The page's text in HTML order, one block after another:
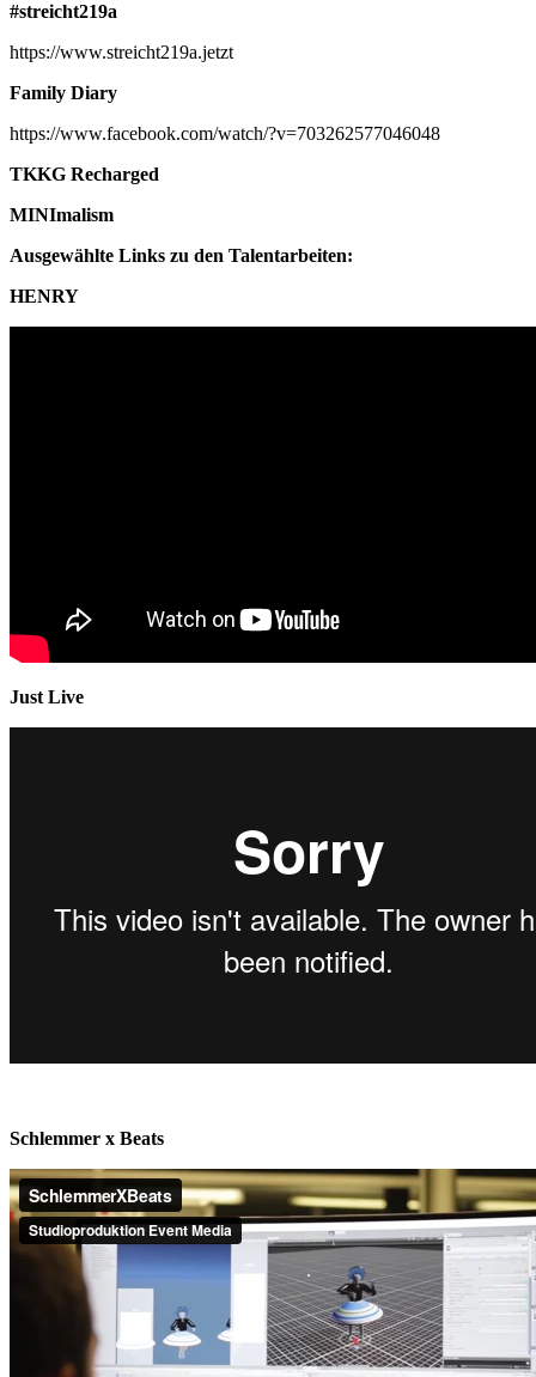
#streicht219a
https://www.streicht219a.jetzt
Family Diary
https://www.facebook.com/watch/?v=703262577046048
TKKG Recharged
MINImalism
Ausgewählte Links zu den Talentarbeiten:
HENRY
Just Live
Schlemmer x Beats